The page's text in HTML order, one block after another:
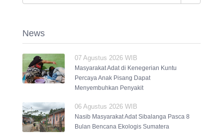
News
07 Agustus 2026 WIB
Masyarakat Adat di Kenegerian Kuntu
Percaya Anak Pisang Dapat
Menyembuhkan Penyakit
06 Agustus 2026 WIB
Nasib Masyarakat Adat Sibalanga Pasca 8
Bulan Bencana Ekologis Sumatera